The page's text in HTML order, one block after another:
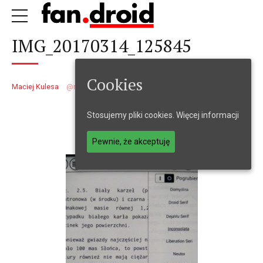
IMG_20170314_125845
Maciej Kulesa maciejkulesa 14 marca 2017
Cookies
Stosujemy pliki cookies. Więcej informacji
Pewnie, że akceptuję